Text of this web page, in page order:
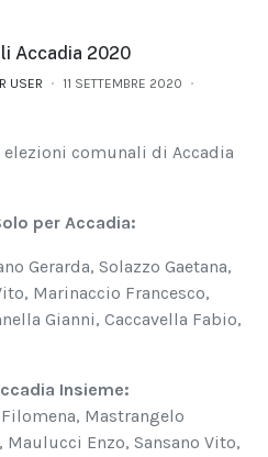
Accadia 2020
USER
11 SETTEMBRE 2020
comunali di Accadia
per Accadia:
Gerarda, Solazzo Gaetana,
Marinaccio Francesco,
Gianni, Caccavella Fabio,
Insieme:
Mastrangelo
Enzo, Sansano Vito,